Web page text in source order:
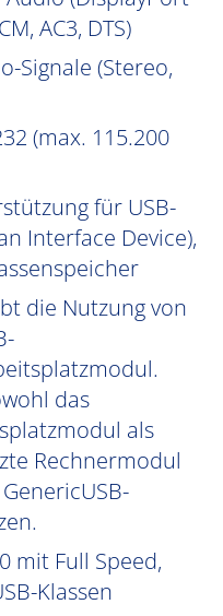
AC3, DTS)
Signale (Stereo,
(max. 115.200
für USB-
Interface Device),
die Nutzung von
das
als
Rechnermodul
mit Full Speed,
Klassen